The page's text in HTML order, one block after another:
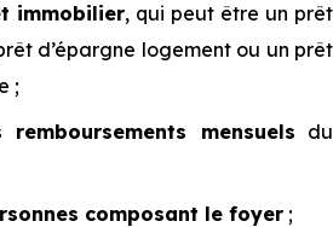
immobilier, qui peut être un prêt
d’épargne logement ou un prêt
;
mensuels du
composant le foyer ;